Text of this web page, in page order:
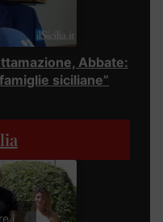
Abbate:
siciliane”
i